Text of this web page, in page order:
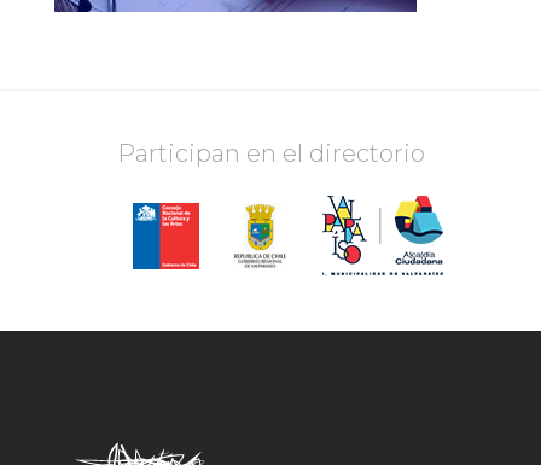
Participan en el directorio